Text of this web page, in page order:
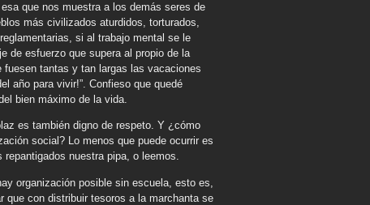
que nos muestra a los demás seres de
más civilizados aturdidos, torturados,
si al trabajo mental se le
de esfuerzo que supera al propio de la
tantas y tan largas las vacaciones
año para vivir!”. Confieso que quedé
bien máximo de la vida.
es también digno de respeto. Y ¿cómo
social? Lo menos que puede ocurrir es
nuestra pipa, o leemos.
organización posible sin escuela, esto es,
que con distribuir tesoros a la marchanta se